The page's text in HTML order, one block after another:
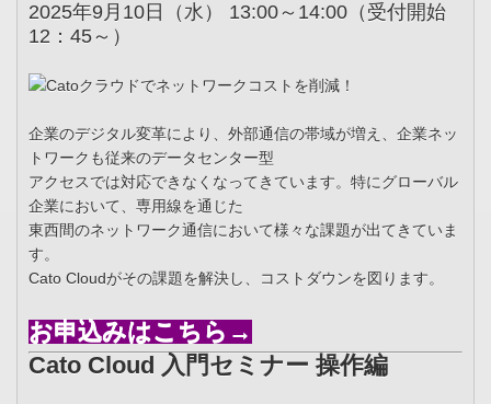
2025年9月10日（水） 13:00～14:00（受付開始
12：45～）
企業のデジタル変革により、外部通信の帯域が増え、企業ネッ
トワークも従来のデータセンター型
アクセスでは対応できなくなってきています。特にグローバル
企業において、専用線を通じた
東西間のネットワーク通信において様々な課題が出てきていま
す。
Cato Cloudがその課題を解決し、コストダウンを図ります。
お申込みはこちら→
Cato Cloud 入門セミナー 操作編